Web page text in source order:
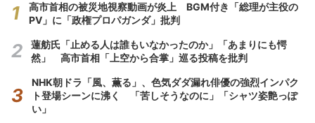
高市首相の被災地視察動画が炎上 BGM付き「総理が主役の
PV」に「政権プロパガンダ」批判
蓮舫氏「止める人は誰もいなかったのか」「あまりにも愕
然」 高市首相「上空から合掌」巡る投稿を批判
NHK朝ドラ「風、薫る」、色気ダダ漏れ俳優の強烈インパク
ト登場シーンに沸く 「苦しそうなのに」「シャツ姿艶っぽ
い」